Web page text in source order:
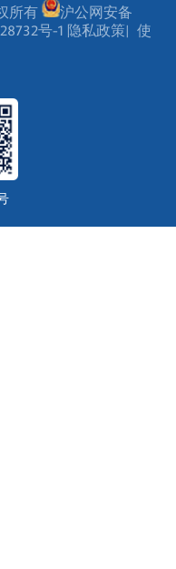
所有
沪公网安备
号-1 隐私政策| 使